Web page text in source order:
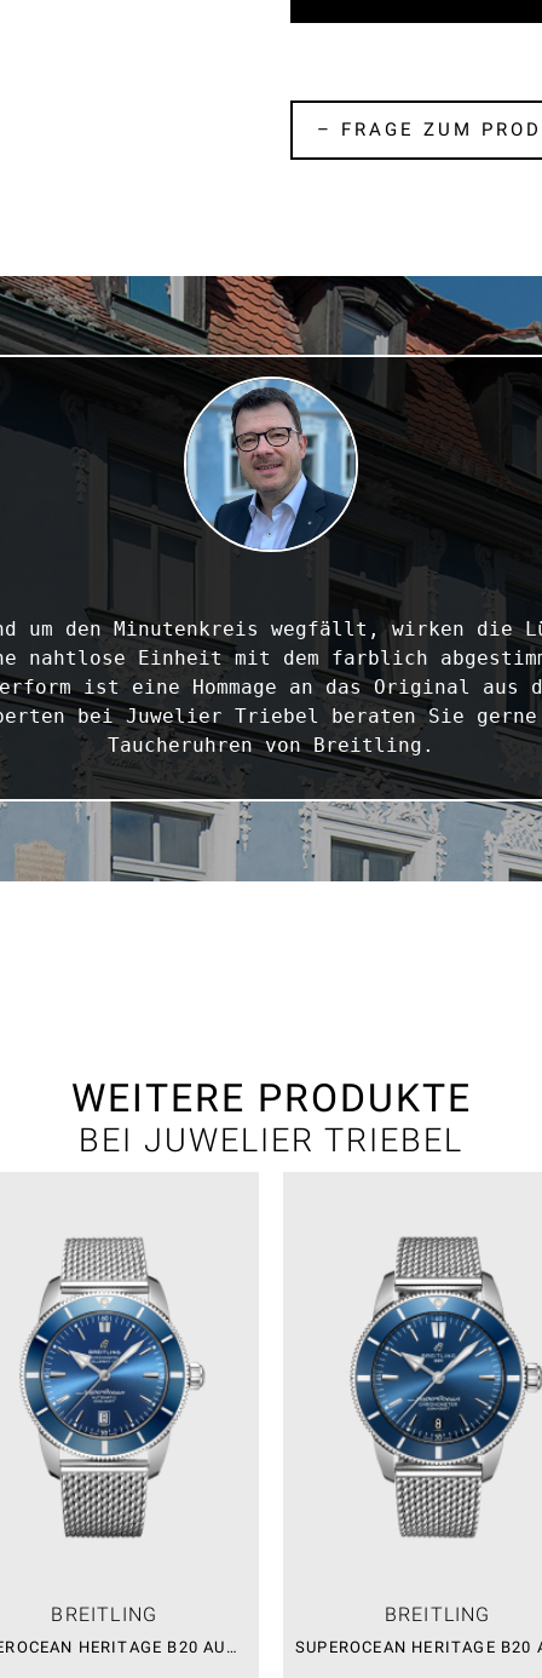
– FRAGE ZUM
um den Minutenkreis wegfällt, wirken die
nahtlose Einheit mit dem farblich
ist eine Hommage an das Original aus
bei Juwelier Triebel beraten Sie gerne
Taucheruhren von Breitling.
WEITERE PRODUKTE
BEI JUWELIER TRIEBEL
BREITLING
SUPEROCEAN HERITAGE B20 AUTOMATIC 46 – SALE
BREITLING